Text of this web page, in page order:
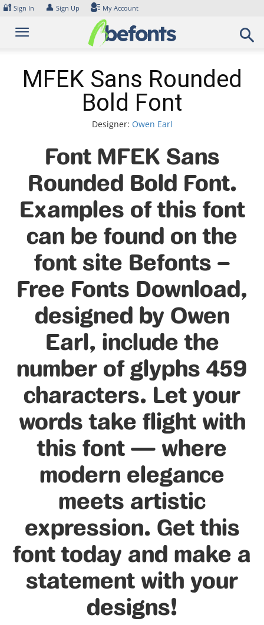
Skip
content
🔐 Sign In 👤 Sign Up My Account
MFEK Sans Rounded
Bold Font
Designer: Owen Earl
Font MFEK Sans
Rounded Bold Font.
Examples of this font
can be found on the
font site Befonts –
Free Fonts Download,
designed by Owen
Earl, include the
number of glyphs 459
characters. Let your
words take flight with
this font — where
modern elegance
meets artistic
expression. Get this
font today and make a
statement with your
designs!